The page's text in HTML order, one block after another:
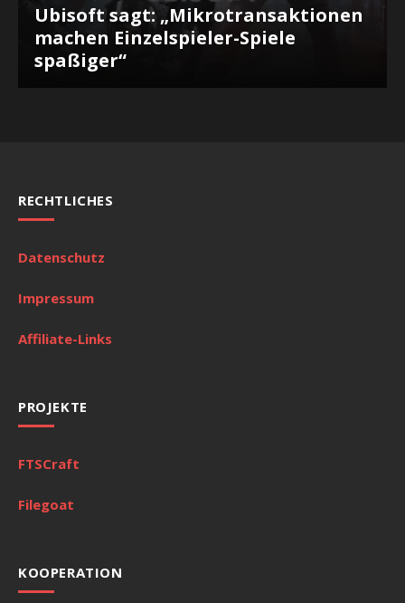
Ubisoft sagt: „Mikrotransaktionen
machen Einzelspieler-Spiele
spaßiger“
RECHTLICHES
Datenschutz
Impressum
Affiliate-Links
PROJEKTE
FTSCraft
Filegoat
KOOPERATION